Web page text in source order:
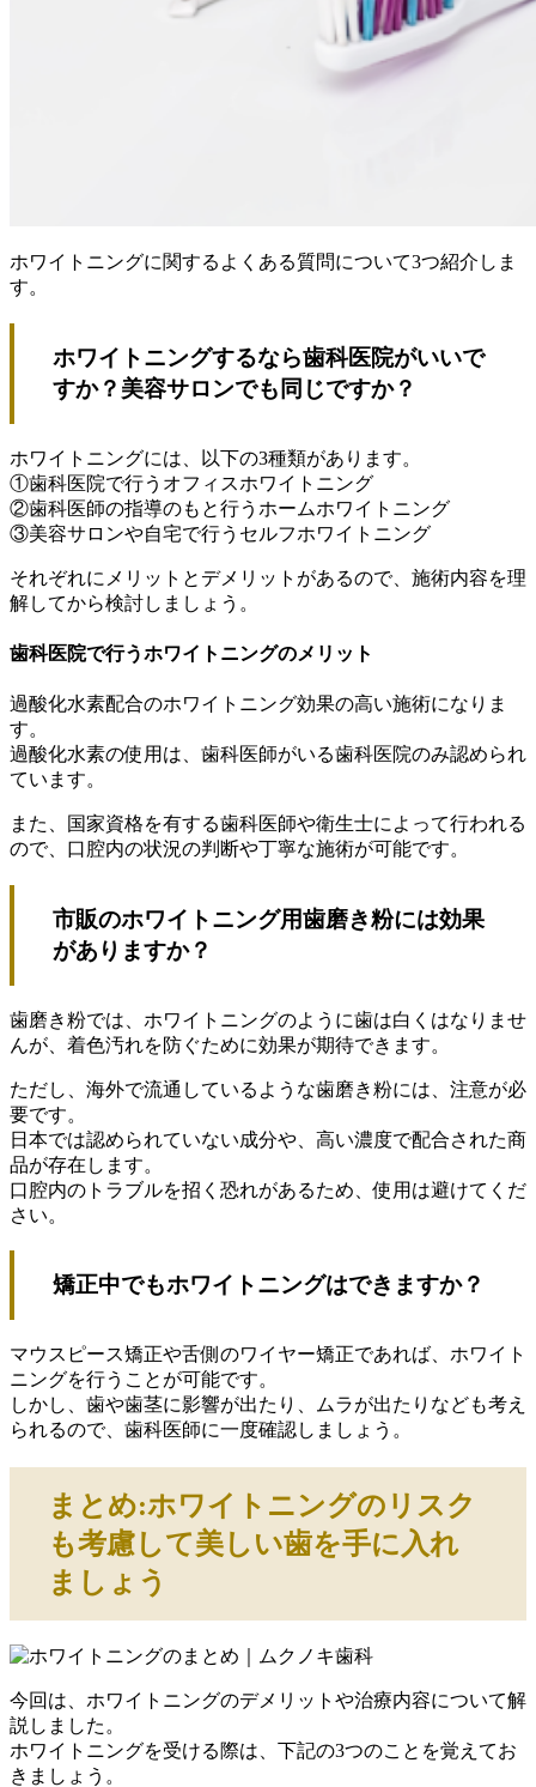
ホワイトニングに関するよくある質問について3つ紹介しま
す。
ホワイトニングするなら歯科医院がいいで
すか？美容サロンでも同じですか？
ホワイトニングには、以下の3種類があります。
①歯科医院で行うオフィスホワイトニング
②歯科医師の指導のもと行うホームホワイトニング
③美容サロンや自宅で行うセルフホワイトニング
それぞれにメリットとデメリットがあるので、施術内容を理
解してから検討しましょう。
歯科医院で行うホワイトニングのメリット
過酸化水素配合のホワイトニング効果の高い施術になりま
す。
過酸化水素の使用は、歯科医師がいる歯科医院のみ認められ
ています。
また、国家資格を有する歯科医師や衛生士によって行われる
ので、口腔内の状況の判断や丁寧な施術が可能です。
市販のホワイトニング用歯磨き粉には効果
がありますか？
歯磨き粉では、ホワイトニングのように歯は白くはなりませ
んが、着色汚れを防ぐために効果が期待できます。
ただし、海外で流通しているような歯磨き粉には、注意が必
要です。
日本では認められていない成分や、高い濃度で配合された商
品が存在します。
口腔内のトラブルを招く恐れがあるため、使用は避けてくだ
さい。
矯正中でもホワイトニングはできますか？
マウスピース矯正や舌側のワイヤー矯正であれば、ホワイト
ニングを行うことが可能です。
しかし、歯や歯茎に影響が出たり、ムラが出たりなども考え
られるので、歯科医師に一度確認しましょう。
まとめ:ホワイトニングのリスク
も考慮して美しい歯を手に入れ
ましょう
今回は、ホワイトニングのデメリットや治療内容について解
説しました。
ホワイトニングを受ける際は、下記の3つのことを覚えてお
きましょう。